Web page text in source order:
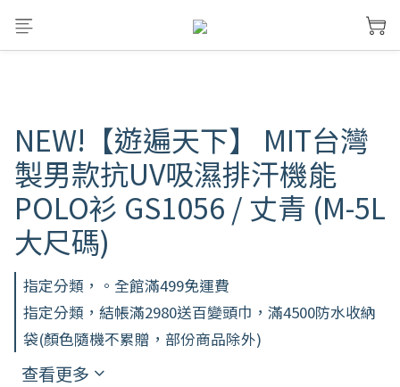
NEW!【遊遍天下】 MIT台灣
製男款抗UV吸濕排汗機能
POLO衫 GS1056 / 丈青 (M-5L
大尺碼)
指定分類，。全館滿499免運費
指定分類，結帳滿2980送百變頭巾，滿4500防水收納
袋(顏色隨機不累贈，部份商品除外)
查看更多